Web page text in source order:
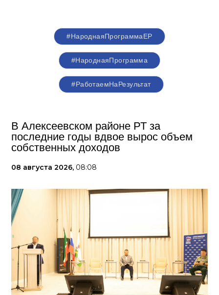
#НароднаяПрограммаЕР
#НароднаяПрограмма
#РаботаемНаРезультат
В Алексеевском районе РТ за
последние годы вдвое вырос объем
собственных доходов
08 августа 2026, 08:08